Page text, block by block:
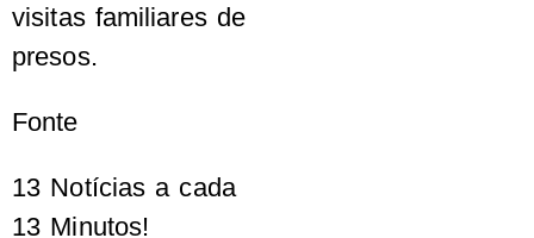
visitas familiares de
presos.
Fonte
13 Notícias a cada
13 Minutos!